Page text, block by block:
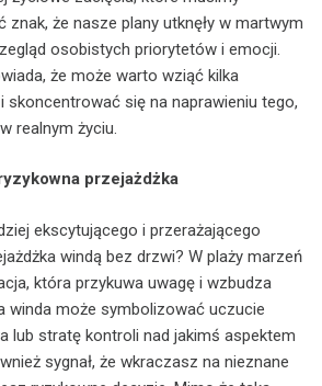
znak, że nasze plany utknęły w martwym
osobistych priorytetów i emocji.
że może warto wziąć kilka
skoncentrować się na naprawieniu tego,
realnym życiu.
przejażdżka
ekscytującego i przerażającego
windą bez drzwi? W plaży marzeń
która przykuwa uwagę i wzbudza
winda może symbolizować uczucie
lub stratę kontroli nad jakimś aspektem
sygnał, że wkraczasz na nieznane